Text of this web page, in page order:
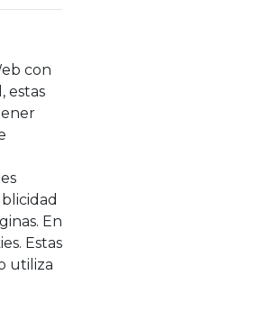
con
estas
En
Estas
utiliza